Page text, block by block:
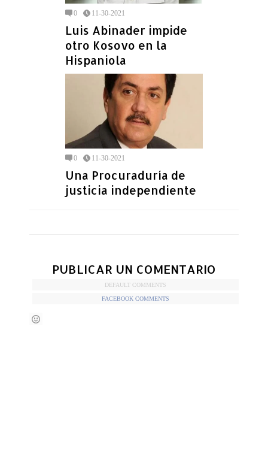
0 11-30-2021
Luis Abinader impide
otro Kosovo en la
Hispaniola
0 11-30-2021
Una Procuraduría de
justicia independiente
PUBLICAR UN COMENTARIO
DEFAULT COMMENTS
FACEBOOK COMMENTS